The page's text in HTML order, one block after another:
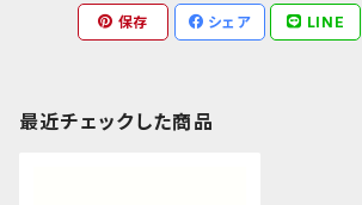
保存 シェア LINE
最近チェックした商品